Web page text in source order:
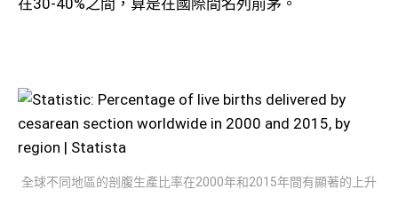
全球不同地區的剖腹生產比率在2000年和2015年間有顯著的上升